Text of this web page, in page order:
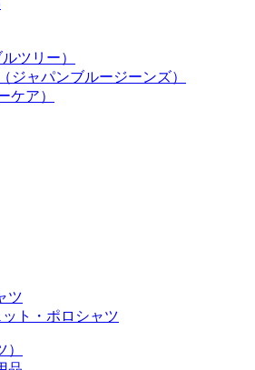
ツリー）
（ジャパンブルージーンズ）
ケア）
ツ
ト・ポロシャツ